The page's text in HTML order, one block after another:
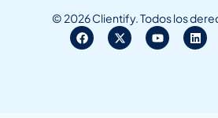
© 2026 Clientify. Todos los